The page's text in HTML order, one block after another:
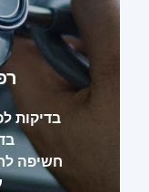
בדיקות
חשיפה